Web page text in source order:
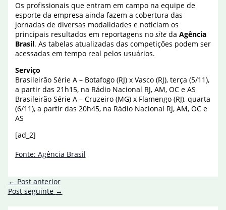
Os profissionais que entram em campo na equipe de
esporte da empresa ainda fazem a cobertura das
jornadas de diversas modalidades e noticiam os
principais resultados em reportagens nositeda Agência
Brasil. As tabelas atualizadas das competições podem ser
acessadas em tempo real pelos usuários.
Serviço
Brasileirão Série A – Botafogo (RJ) x Vasco (RJ), terça (5/11),
a partir das 21h15, na Rádio Nacional RJ, AM, OC e AS
Brasileirão Série A – Cruzeiro (MG) x Flamengo (RJ), quarta
(6/11), a partir das 20h45, na Rádio Nacional RJ, AM, OC e
AS
[ad_2]
Fonte: Agência Brasil
← Post anterior
Post seguinte →